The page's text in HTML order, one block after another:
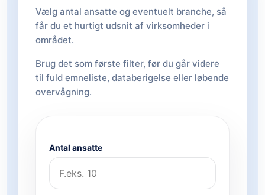
Vælg antal ansatte og eventuelt branche, så
får du et hurtigt udsnit af virksomheder i
området.
Brug det som første filter, før du går videre
til fuld emneliste, databerigelse eller løbende
overvågning.
Antal ansatte